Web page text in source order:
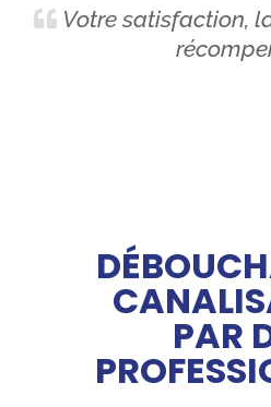
Votre satisfaction,
PAR